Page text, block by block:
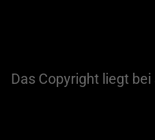
Das Copyright liegt